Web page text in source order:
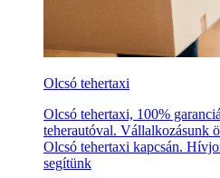
Olcsó tehertaxi
Olcsó tehertaxi, 100%
teherautóval. Vállalkozásunk
Olcsó tehertaxi kapcsán.
segítünk